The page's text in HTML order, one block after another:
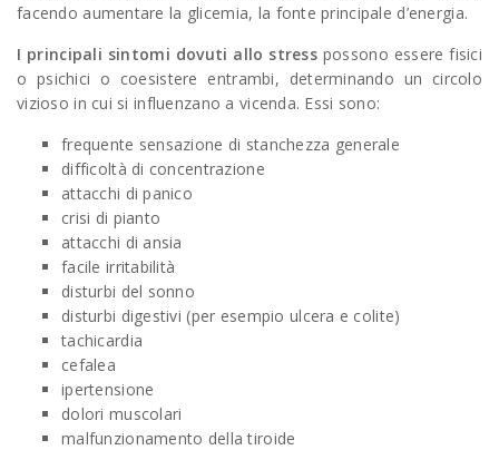
facendo aumentare la glicemia, la fonte principale d’energia.
I principali sintomi dovuti allo stress possono essere fisici
o psichici o coesistere entrambi, determinando un circolo
vizioso in cui si influenzano a vicenda. Essi sono:
frequente sensazione di stanchezza generale
difficoltà di concentrazione
attacchi di panico
crisi di pianto
attacchi di ansia
facile irritabilità
disturbi del sonno
disturbi digestivi (per esempio ulcera e colite)
tachicardia
cefalea
ipertensione
dolori muscolari
malfunzionamento della tiroide